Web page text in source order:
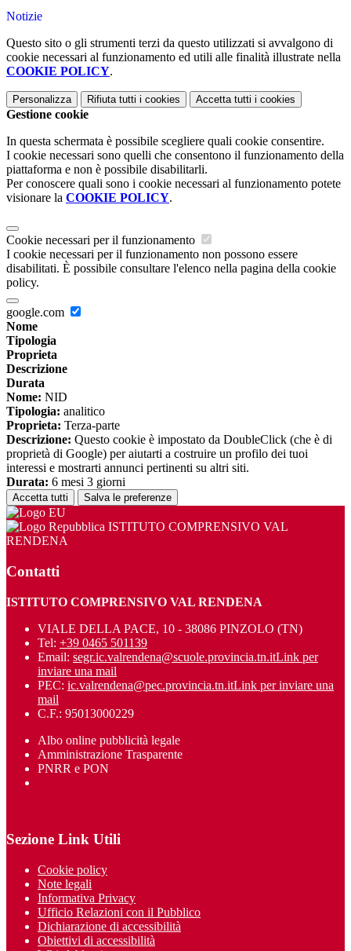
Notizie
Questo sito o gli strumenti terzi da questo utilizzati si avvalgono di
cookie necessari al funzionamento ed utili alle finalità illustrate nella
COOKIE POLICY.
Personalizza Rifiuta tutti i cookies Accetta tutti i cookies
Gestione cookie
In questa schermata è possibile scegliere quali cookie consentire.
I cookie necessari sono quelli che consentono il funzionamento della
piattaforma e non è possibile disabilitarli.
Per conoscere quali sono i cookie necessari al funzionamento potete
visionare la COOKIE POLICY.
Cookie necessari per il funzionamento
I cookie necessari per il funzionamento non possono essere
disabilitati. È possibile consultare l'elenco nella pagina della cookie
policy.
google.com
Nome
Tipologia
Proprieta
Descrizione
Durata
Nome: NID
Tipologia: analitico
Proprieta: Terza-parte
Descrizione: Questo cookie è impostato da DoubleClick (che è di
proprietà di Google) per aiutarti a costruire un profilo dei tuoi
interessi e mostrarti annunci pertinenti su altri siti.
Durata: 6 mesi 3 giorni
Accetta tutti Salva le preferenze
ISTITUTO COMPRENSIVO VAL
RENDENA
Contatti
ISTITUTO COMPRENSIVO VAL RENDENA
VIALE DELLA PACE, 10 - 38086 PINZOLO (TN)
Tel: +39 0465 501139
Email: segr.ic.valrendena@scuole.provincia.tn.itLink per
inviare una mail
PEC: ic.valrendena@pec.provincia.tn.itLink per inviare una
mail
C.F.: 95013000229
Albo online pubblicità legale
Amministrazione Trasparente
PNRR e PON
Sezione Link Utili
Cookie policy
Note legali
Informativa Privacy
Ufficio Relazioni con il Pubblico
Dichiarazione di accessibilità
Obiettivi di accessibilità